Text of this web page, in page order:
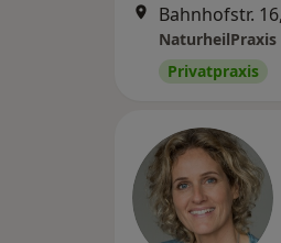
Bahnhofstr.
Privatpraxis